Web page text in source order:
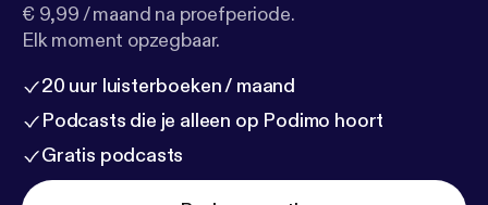
€ 9,99 / maand na proefperiode.
Elk moment opzegbaar.
20 uur luisterboeken / maand
Podcasts die je alleen op Podimo hoort
Gratis podcasts